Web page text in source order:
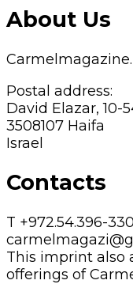
About Us
Postal address:
David Elazar, 10-
3508107 Haifa
Israel
Contacts
T +972.54.396-
This imprint also
offerings of